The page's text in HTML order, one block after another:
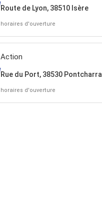
Route de Lyon, 38510 Isère
horaires d'ouverture
Action
Rue du Port, 38530 Pontcharra
horaires d'ouverture